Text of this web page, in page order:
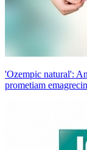
'Ozempic natural':
prometiam